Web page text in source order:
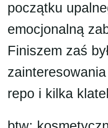
początku
emocjonalną
Finiszem zaś
repo i kilka